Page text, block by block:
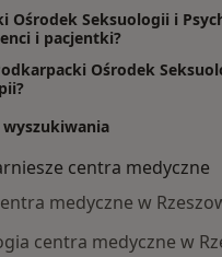
Ośrodek Seksuologii i
i pacjentki?
Ośrodek
wyszukiwania
centra medyczne
medyczne w
centra medyczne w